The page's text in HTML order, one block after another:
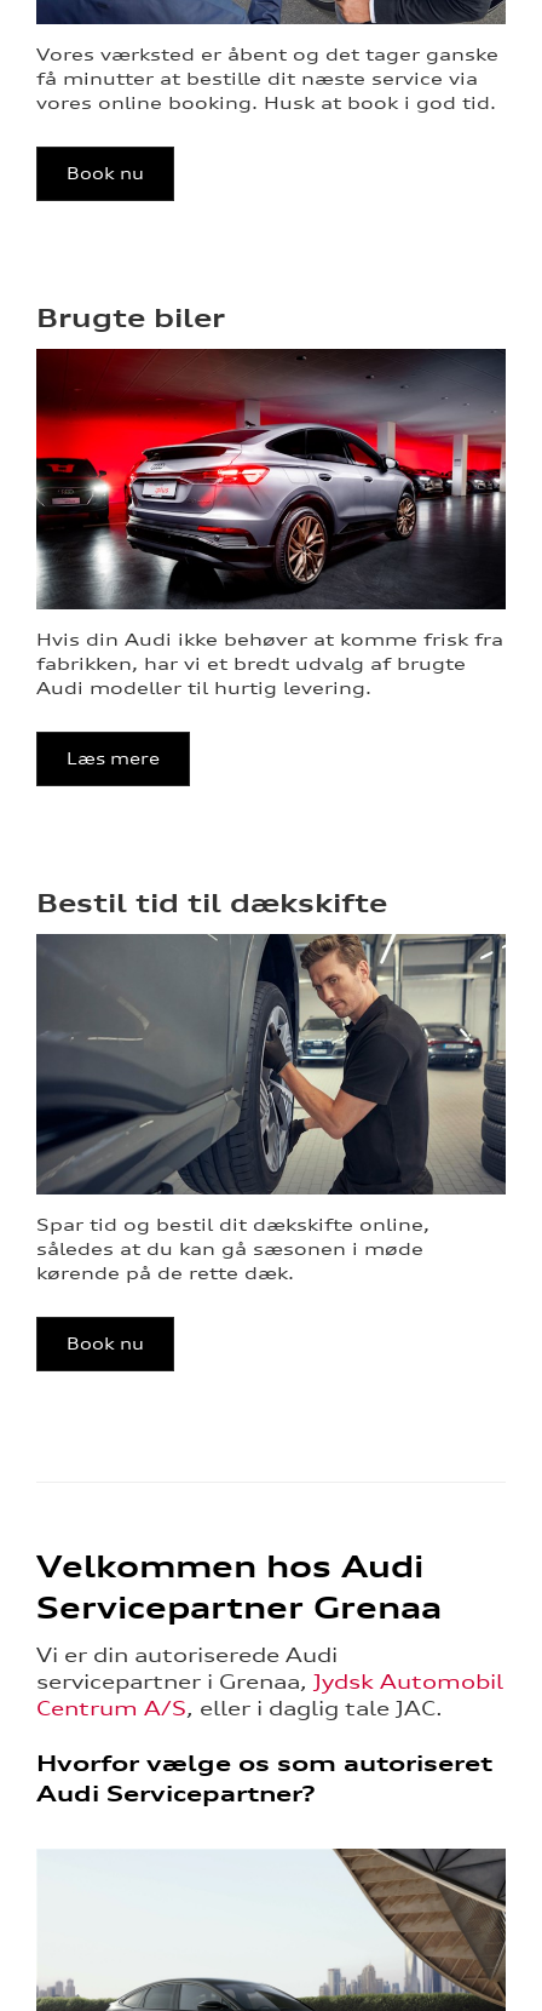
Vores værksted er åbent og det tager ganske
få minutter at bestille dit næste service via
vores online booking. Husk at book i god tid.
Book nu
Brugte biler
Hvis din Audi ikke behøver at komme frisk fra
fabrikken, har vi et bredt udvalg af brugte
Audi modeller til hurtig levering.
Læs mere
Bestil tid til dækskifte
Spar tid og bestil dit dækskifte online,
således at du kan gå sæsonen i møde
kørende på de rette dæk.
Book nu
Velkommen hos Audi
Servicepartner Grenaa
Vi er din autoriserede Audi
servicepartner i Grenaa, Jydsk Automobil
Centrum A/S, eller i daglig tale JAC.
Hvorfor vælge os som autoriseret
Audi Servicepartner?